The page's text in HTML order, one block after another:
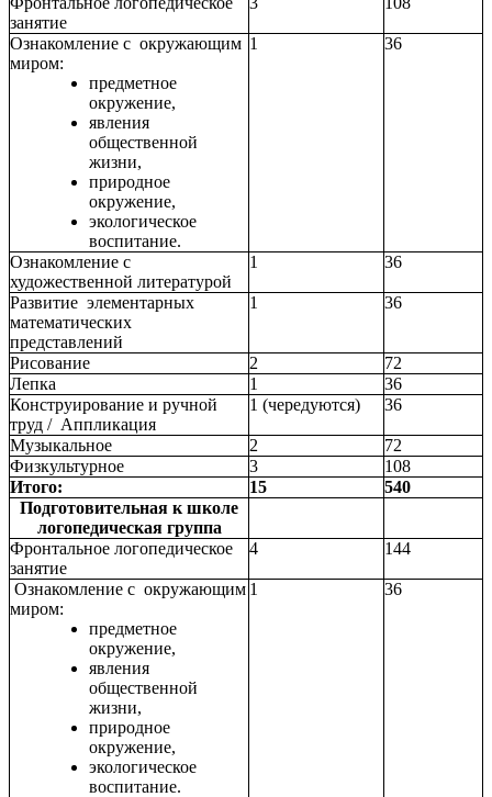
занятие
Ознакомление с окружающим
миром:
предметное
окружение,
явления
общественной
жизни,
природное
окружение,
экологическое
воспитание.
1 36
Ознакомление с
художественной литературой
1 36
Развитие элементарных
математических
представлений
1 36
Рисование 2
72
Лепка
1
36
Конструирование и ручной
труд / Аппликация
1 (чередуются) 36
Музыкальное 2
72
Физкультурное
3
108
Итого:
15
540
Подготовительная к школе
логопедическая группа
Фронтальное логопедическое
занятие
4 144
Ознакомление с окружающим
миром:
предметное
окружение,
явления
общественной
жизни,
природное
окружение,
экологическое
воспитание.
1 36